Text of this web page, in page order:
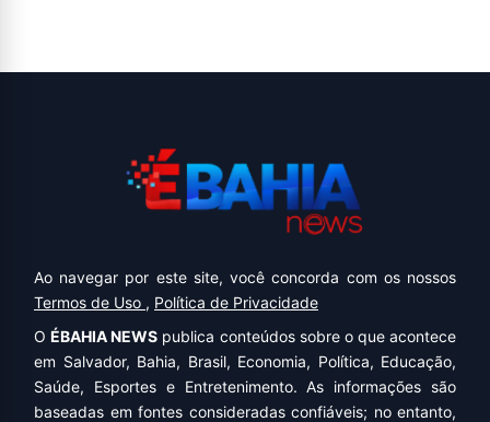
Ao navegar por este site, você concorda com os nossos
Termos de Uso , Política de Privacidade
OÉBAHIA NEWS publica conteúdos sobre o que acontece
em Salvador, Bahia, Brasil, Economia, Política, Educação,
Saúde, Esportes e Entretenimento. As informações são
baseadas em fontes consideradas confiáveis; no entanto,